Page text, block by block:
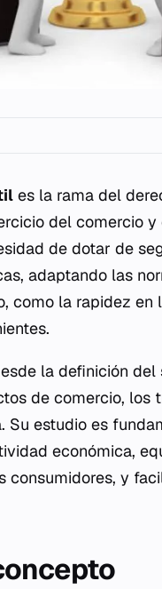
es la rama del
del comercio
de dotar de
adaptando las
como la rapidez
la definición
de comercio,
Su estudio es
económica,
consumidores, y